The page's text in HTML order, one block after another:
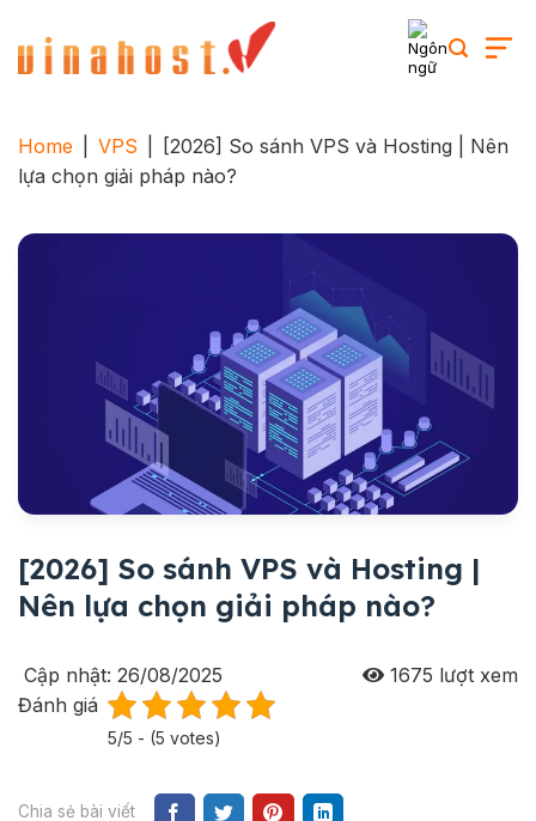
content
Home VPS
[2026] So sánh VPS và Hosting | Nên
lựa chọn giải pháp nào?
[2026] So sánh VPS và Hosting |
Nên lựa chọn giải pháp nào?
Cập nhật: 26/08/2025 1675 lượt xem
Đánh giá
5/5 - (5 votes)
Chia sẻ bài viết